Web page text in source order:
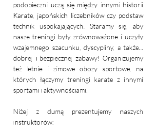
podopieczni uczą się między innymi historii
Karate, japońskich liczebników czy podstaw
technik uspokajających. Staramy się, aby
nasze treningi były zrównoważone i uczyły
wzajemnego szacunku, dyscypliny, a także...
dobrej i bezpiecznej zabawy! Organizujemy
też letnie i zimowe obozy sportowe, na
których łączymy treningi karate z innymi
sportami i aktywnościami.
Niżej z dumą prezentujemy naszych
instruktorów: